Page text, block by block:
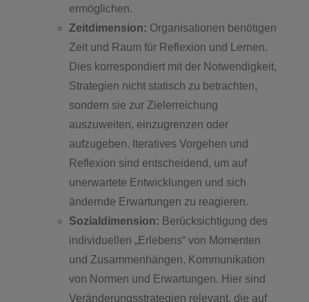
ermöglichen.
Zeitdimension: Organisationen benötigen
Zeit und Raum für Reflexion und Lernen.
Dies korrespondiert mit der Notwendigkeit,
Strategien nicht statisch zu betrachten,
sondern sie zur Zielerreichung
auszuweiten, einzugrenzen oder
aufzugeben. Iteratives Vorgehen und
Reflexion sind entscheidend, um auf
unerwartete Entwicklungen und sich
ändernde Erwartungen zu reagieren.
Sozialdimension: Berücksichtigung des
individuellen „Erlebens“ von Momenten
und Zusammenhängen, Kommunikation
von Normen und Erwartungen. Hier sind
Veränderungsstrategien relevant, die auf